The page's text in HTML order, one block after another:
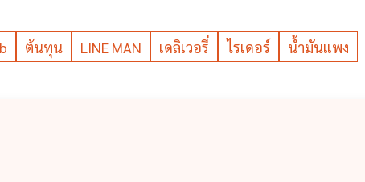
ต้นทุน LINE MAN เดลิเวอรี่ ไรเดอร์ น้ำมันแพง